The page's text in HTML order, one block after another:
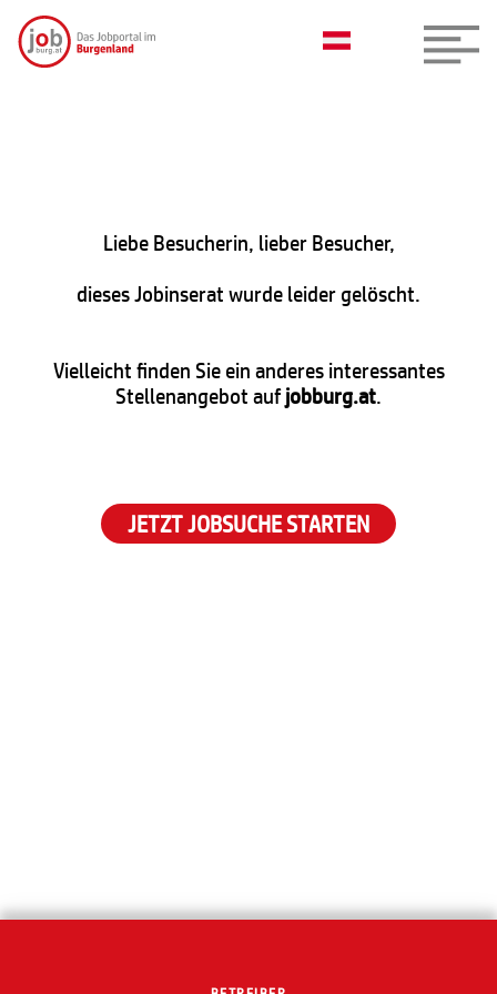
Liebe Besucherin, lieber Besucher,
dieses Jobinserat wurde leider gelöscht.
Vielleicht finden Sie ein anderes interessantes
Stellenangebot aufjobburg.at.
JETZT JOBSUCHE STARTEN